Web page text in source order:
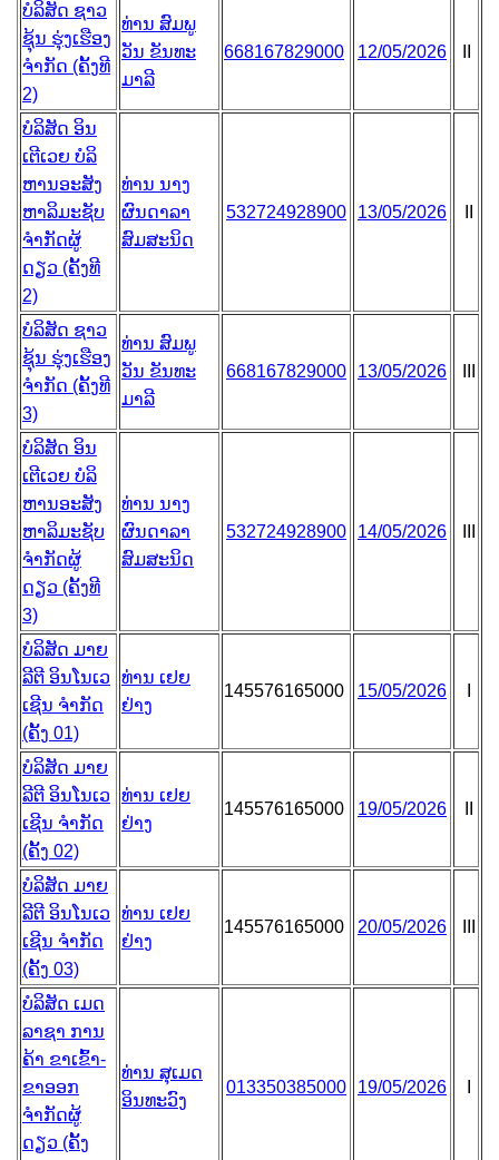
ບໍລິສັດ ຊາວ
ຊຸ້ນ ຮຸ່ງເຮືອງ
ຈຳກັດ (ຄັ້ງທີ
2)
ທ່ານ ສົມພູ
ວັນ ຂັນທະ
ມາລີ
668167829000 12/05/2026
ບໍລິສັດ ອິນ
ເຕີເວຍ ບໍລິ
ຫານອະສັງ
ຫາລິມະຊັບ
ຈຳກັດຜູ້
ດຽວ (ຄັ້ງທີ
2)
ທ່ານ ນາງ
ຜົນດາລາ
ສົມສະນິດ
532724928900 13/05/2026
ບໍລິສັດ ຊາວ
ຊຸ້ນ ຮຸ່ງເຮືອງ
ຈຳກັດ (ຄັ້ງທີ
3)
ທ່ານ ສົມພູ
ວັນ ຂັນທະ
ມາລີ
668167829000 13/05/2026
ບໍລິສັດ ອິນ
ເຕີເວຍ ບໍລິ
ຫານອະສັງ
ຫາລິມະຊັບ
ຈຳກັດຜູ້
ດຽວ (ຄັ້ງທີ
3)
ທ່ານ ນາງ
ຜົນດາລາ
ສົມສະນິດ
532724928900 14/05/2026
ບໍລິສັດ ມາຍ
ລີຕີ ອິນໂນເວ
ເຊີນ ຈຳກັດ
(ຄັ້ງ ​​01)
ທ່ານ ເຢຍ
ຢ່າງ
145576165000 15/05/2026
ບໍລິສັດ ມາຍ
ລີຕີ ອິນໂນເວ
ເຊີນ ຈຳກັດ
(ຄັ້ງ ​​02)
ທ່ານ ເຢຍ
ຢ່າງ
145576165000 19/05/2026
ບໍລິສັດ ມາຍ
ລີຕີ ອິນໂນເວ
ເຊີນ ຈຳກັດ
(ຄັ້ງ ​​03)
ທ່ານ ເຢຍ
ຢ່າງ
145576165000 20/05/2026
ບໍລິສັດ ເມດ
ລາຊາ ການ
ຄ້າ ຂາເຂົ້າ-
ຂາອອກ
ຈຳກັດຜູ້
ດຽວ (ຄັ້ງ
ທ່ານ ສຸເມດ
ອິນທະວົງ
013350385000 19/05/2026